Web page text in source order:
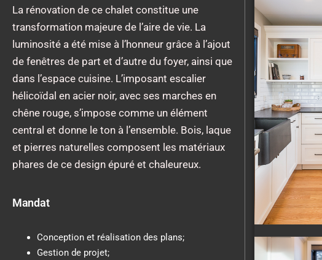
La rénovation de ce chalet constitue une
transformation majeure de l’aire de vie. La
luminosité a été mise à l’honneur grâce à l’ajout
de fenêtres de part et d’autre du foyer, ainsi que
dans l’espace cuisine. L’imposant escalier
hélicoïdal en acier noir, avec ses marches en
chêne rouge, s’impose comme un élément
central et donne le ton à l’ensemble. Bois, laque
et pierres naturelles composent les matériaux
phares de ce design épuré et chaleureux.
Mandat
Conception et réalisation des plans;
Gestion de projet;